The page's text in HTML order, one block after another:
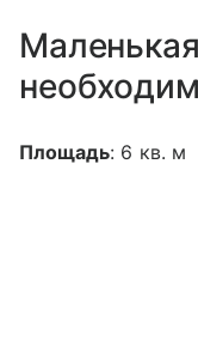
Площадь: 6 кв. м